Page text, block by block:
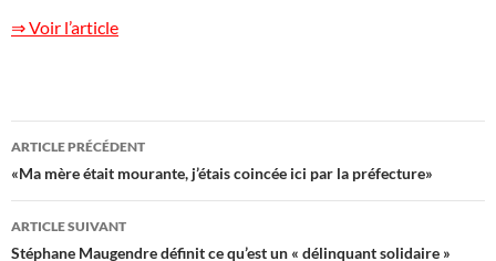
⇒ Voir l’article
Navigation
des
articles
ARTICLE PRÉCÉDENT
«Ma mère était mourante, j’étais coincée ici par la préfecture»
ARTICLE SUIVANT
Stéphane Maugendre définit ce qu’est un « délinquant solidaire »